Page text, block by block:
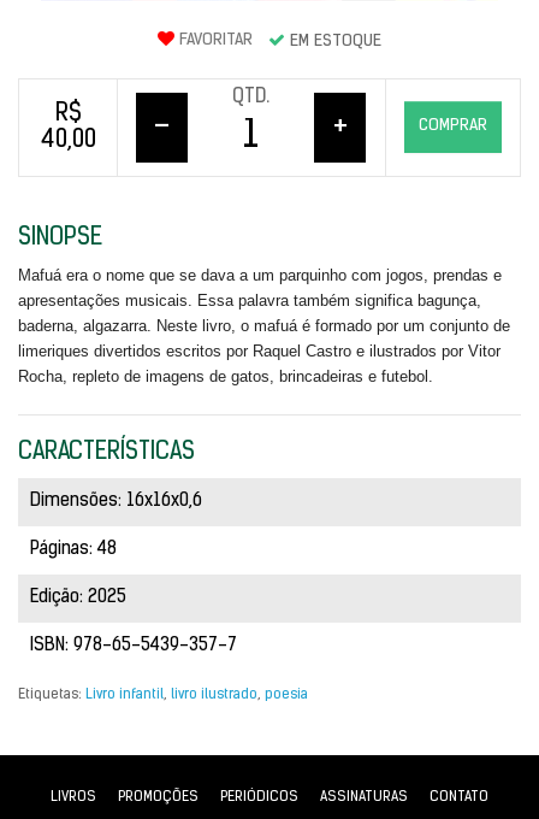
FAVORITAR EM ESTOQUE
R$
40,00
–
QTD.
+ COMPRAR
SINOPSE
Mafuá era o nome que se dava a um parquinho com jogos, prendas e
apresentações musicais. Essa palavra também significa bagunça,
baderna, algazarra. Neste livro, o mafuá é formado por um conjunto de
limeriques divertidos escritos por Raquel Castro e ilustrados por Vitor
Rocha, repleto de imagens de gatos, brincadeiras e futebol.
CARACTERÍSTICAS
Dimensões: 16x16x0,6
Páginas: 48
Edição: 2025
ISBN: 978-65-5439-357-7
Etiquetas: Livro infantil, livro ilustrado, poesia
LIVROS PROMOÇÕES PERIÓDICOS ASSINATURAS CONTATO